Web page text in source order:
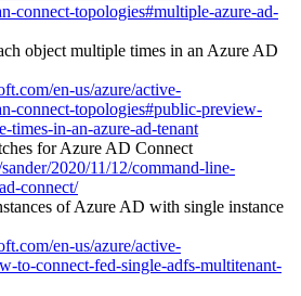
connect-topologies#multiple-azure-ad-
object multiple times in an Azure AD
en-us/azure/active-
connect-topologies#public-preview-
times-in-an-azure-ad-tenant
for Azure AD Connect
2020/11/12/command-line-
connect/
of Azure AD with single instance
en-us/azure/active-
to-connect-fed-single-adfs-multitenant-